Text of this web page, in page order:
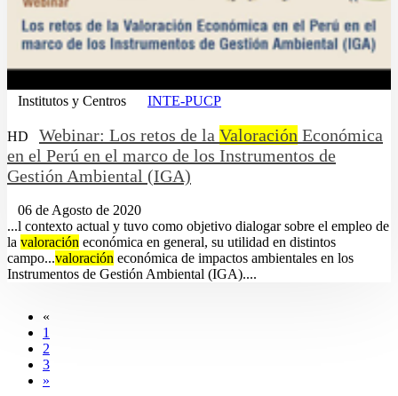
Institutos y Centros INTE-PUCP
HD Webinar: Los retos de la Valoración Económica
en el Perú en el marco de los Instrumentos de
Gestión Ambiental (IGA)
06 de Agosto de 2020
...l contexto actual y tuvo como objetivo dialogar sobre el empleo de
la valoración económica en general, su utilidad en distintos
campo...valoración económica de impactos ambientales en los
Instrumentos de Gestión Ambiental (IGA)....
«
1
2
3
»